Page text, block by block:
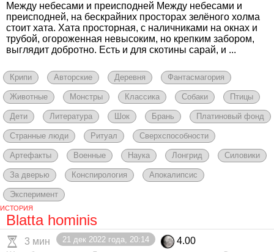
Между небесами и преисподней Между небесами и
преисподней, на бескрайних просторах зелёного холма
стоит хата. Хата просторная, с наличниками на окнах и
трубой, огороженная невысоким, но крепким забором,
выглядит добротно. Есть и для скотины сарай, и ...
Крипи Авторские Деревня Фантасмагория
Животные Монстры Классика Собаки Птицы
Дети Литература Шок Брань Платиновый фонд
Странные люди Ритуал Сверхспособности
Артефакты Военные Наука Лонгрид Силовики
За дверью Конспирология Апокалипсис
Эксперимент
ИСТОРИЯ
Blatta hominis
3 мин 21 дек 2022 года, 20:14
4.00